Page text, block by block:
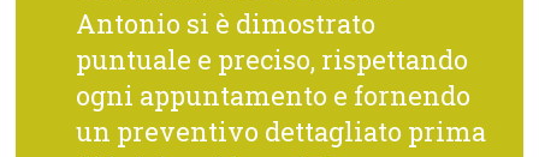
Antonio si è dimostrato
puntuale e preciso, rispettando
ogni appuntamento e fornendo
un preventivo dettagliato prima